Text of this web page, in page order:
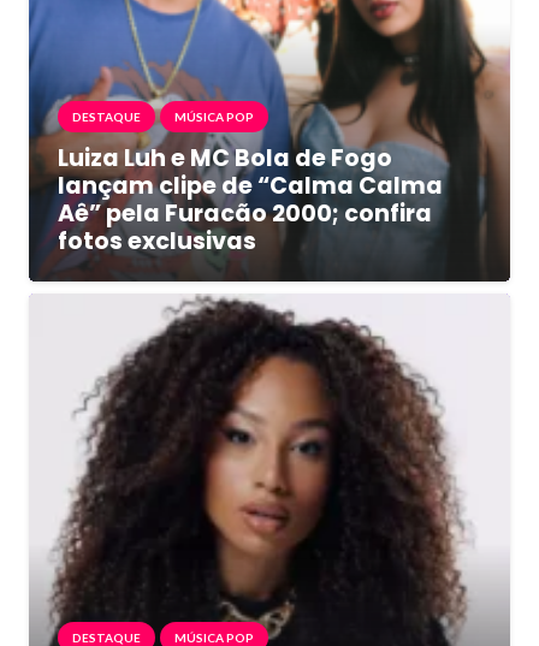
DESTAQUE MÚSICA POP
Luiza Luh e MC Bola de Fogo
lançam clipe de “Calma Calma
Aê” pela Furacão 2000; confira
fotos exclusivas
DESTAQUE MÚSICA POP